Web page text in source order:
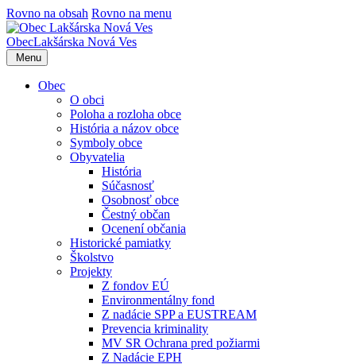
Rovno na obsah Rovno na menu
ObecLakšárska Nová Ves
Menu
Obec
O obci
Poloha a rozloha obce
História a názov obce
Symboly obce
Obyvatelia
História
Súčasnosť
Osobnosť obce
Čestný občan
Ocenení občania
Historické pamiatky
Školstvo
Projekty
Z fondov EÚ
Environmentálny fond
Z nadácie SPP a EUSTREAM
Prevencia kriminality
MV SR Ochrana pred požiarmi
Z Nadácie EPH